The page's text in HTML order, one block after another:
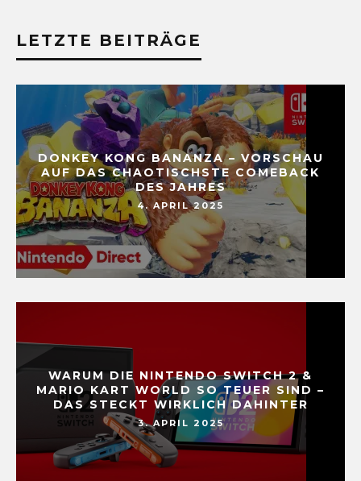
LETZTE BEITRÄGE
DONKEY KONG BANANZA – VORSCHAU
AUF DAS CHAOTISCHSTE COMEBACK
DES JAHRES
4. APRIL 2025
WARUM DIE NINTENDO SWITCH 2 &
MARIO KART WORLD SO TEUER SIND –
DAS STECKT WIRKLICH DAHINTER
3. APRIL 2025